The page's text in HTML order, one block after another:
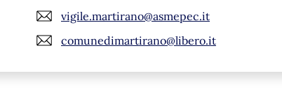
vigile.martirano@asmepec.it
comunedimartirano@libero.it